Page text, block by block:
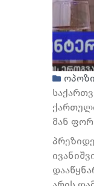
მან